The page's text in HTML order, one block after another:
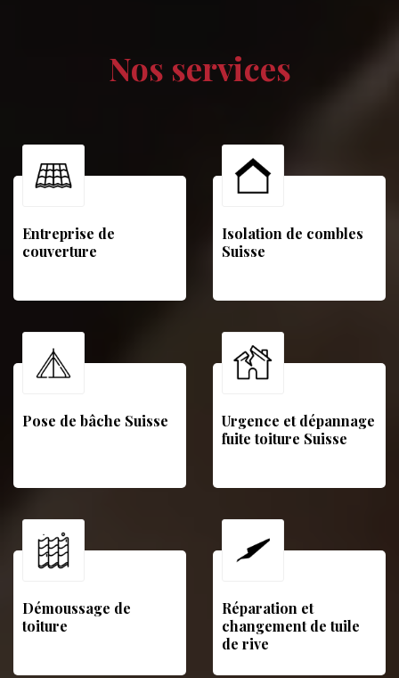
Nos services
Entreprise de
couverture
Isolation de combles
Suisse
Pose de bâche Suisse
Urgence et dépannage
fuite toiture Suisse
Démoussage de
toiture
Réparation et
changement de tuile
de rive